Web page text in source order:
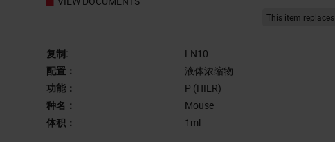
This item replaces
复制: LN10
配置：
液体浓缩物
功能：
P (HIER)
种名：
Mouse
体积：
1ml